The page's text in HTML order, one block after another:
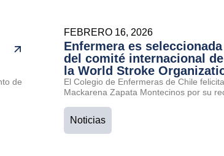
de
FEBRERO 16, 2026
Enfermera es
del comité internacional
la World Stroke
El Colegio de Enfermeras de Chile
Mackarena Zapata Montecinos por su
Noticias